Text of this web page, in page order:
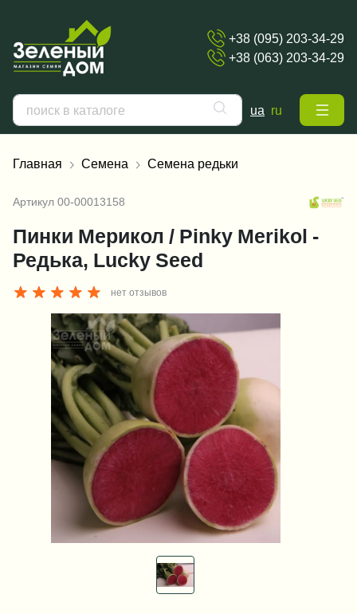
+38 (095) 203-34-29
+38 (063) 203-34-29
ua ru
Главная Семена Семена редьки
Артикул 00-00013158
Пинки Мерикол / Pinky Merikol -
Редька, Lucky Seed
нет отзывов